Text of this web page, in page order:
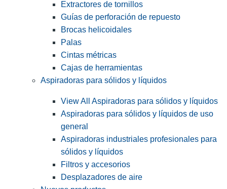
Extractores de tornillos
Guías de perforación de repuesto
Brocas helicoidales
Palas
Cintas métricas
Cajas de herramientas
Aspiradoras para sólidos y líquidos
View All Aspiradoras para sólidos y líquidos
Aspiradoras para sólidos y líquidos de uso
general
Aspiradoras industriales profesionales para
sólidos y líquidos
Filtros y accesorios
Desplazadores de aire